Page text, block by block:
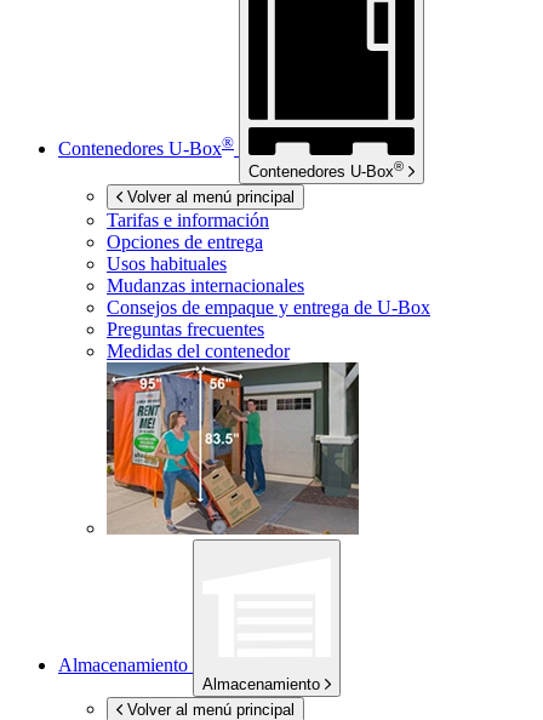
Contenedores U-Box®
Contenedores U-Box®
Volver al menú principal
Tarifas e información
Opciones de entrega
Usos habituales
Mudanzas internacionales
Consejos de empaque y entrega de U-Box
Preguntas frecuentes
Medidas del contenedor
Almacenamiento
Almacenamiento
Volver al menú principal